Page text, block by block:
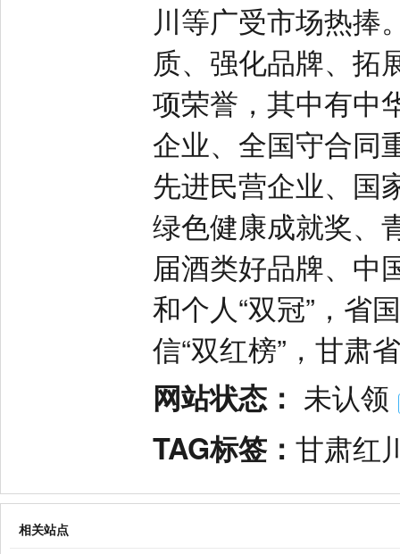
川等广受市场热捧
质、强化品牌、拓
项荣誉，其中有中
企业、全国守合同
先进民营企业、国
绿色健康成就奖、
届酒类好品牌、中
和个人“双冠”，省
信“双红榜”，甘肃
网站状态： 未认领
TAG标签： 甘肃红
相关站点